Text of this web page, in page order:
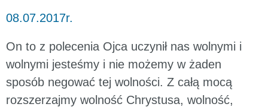
08.07.2017r.
On to z polecenia Ojca uczynił nas wolnymi i
wolnymi jesteśmy i nie możemy w żaden
sposób negować tej wolności. Z całą mocą
rozszerzajmy wolność Chrystusa, wolność,